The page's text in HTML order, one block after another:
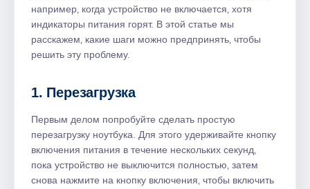
например‚ когда устройство не включается‚ хотя
индикаторы питания горят. В этой статье мы
расскажем‚ какие шаги можно предпринять‚ чтобы
решить эту проблему.
1. Перезагрузка
Первым делом попробуйте сделать простую
перезагрузку ноутбука. Для этого удерживайте кнопку
включения питания в течение нескольких секунд‚
пока устройство не выключится полностью‚ затем
снова нажмите на кнопку включения‚ чтобы включить